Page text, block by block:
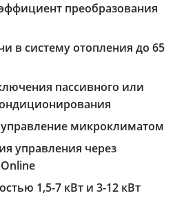
преобразования
в систему отопления до 65
пассивного или
микроклиматом
управления через
1,5-7 кВт и 3-12 кВт